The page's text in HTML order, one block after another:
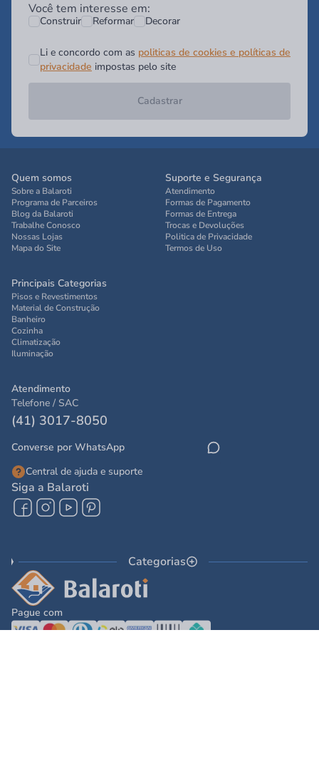
Você tem interesse em:
Construir Reformar Decorar
Li e concordo com as politicas de cookies e políticas de
privacidade impostas pelo site
Cadastrar
Quem somos
Sobre a Balaroti
Programa de Parceiros
Blog da Balaroti
Trabalhe Conosco
Nossas Lojas
Mapa do Site
Suporte e Segurança
Atendimento
Formas de Pagamento
Formas de Entrega
Trocas e Devoluções
Politica de Privacidade
Termos de Uso
Principais Categorias
Pisos e Revestimentos
Material de Construção
Banheiro
Cozinha
Climatização
Iluminação
Atendimento
Telefone / SAC
(41) 3017-8050
Converse por WhatsApp
Central de ajuda e suporte
Siga a Balaroti
Categorias
Pague com